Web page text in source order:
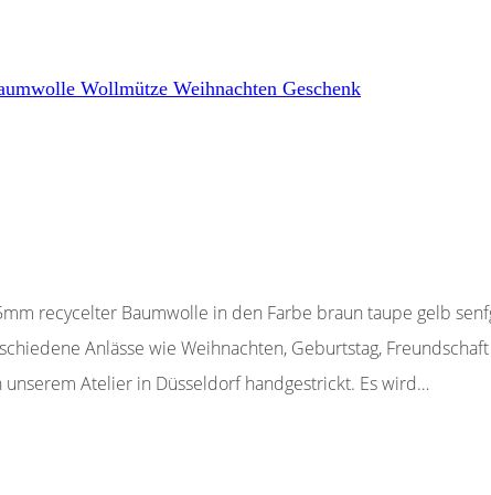
Wollmütze Weihnachten Geschenk
recycelter Baumwolle in den Farbe braun taupe gelb
Anlässe wie Weihnachten, Geburtstag,
Atelier in Düsseldorf handgestrickt. Es wird…